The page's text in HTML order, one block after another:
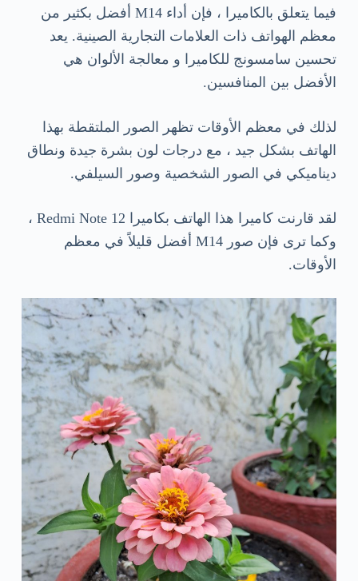
فيما يتعلق بالكاميرا ، فإن أداء M14 أفضل بكثير من
معظم الهواتف ذات العلامات التجارية الصينية. يعد
تحسين سامسونج للكاميرا و معالجة الألوان هي
الأفضل بين المنافسين.
لذلك في معظم الأوقات تظهر الصور الملتقطة بهذا
الهاتف بشكل جيد ، مع درجات لون بشرة جيدة ونطاق
ديناميكي في الصور الشخصية وصور السيلفي.
لقد قارنت كاميرا هذا الهاتف بكاميرا Redmi Note 12 ،
وكما ترى فإن صور M14 أفضل قليلاً في معظم
الأوقات.